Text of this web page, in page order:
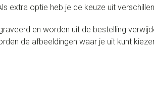
extra optie heb je de keuze uit
en worden uit de bestelling
de afbeeldingen waar je uit kunt